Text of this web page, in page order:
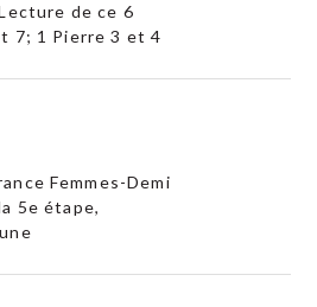
de ce 6
7; 1 Pierre 3 et 4
Femmes-Demi
5e étape,